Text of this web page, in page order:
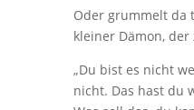
Oder grummelt
kleiner Dämon, der
„Du bist es nicht
nicht. Das hast du